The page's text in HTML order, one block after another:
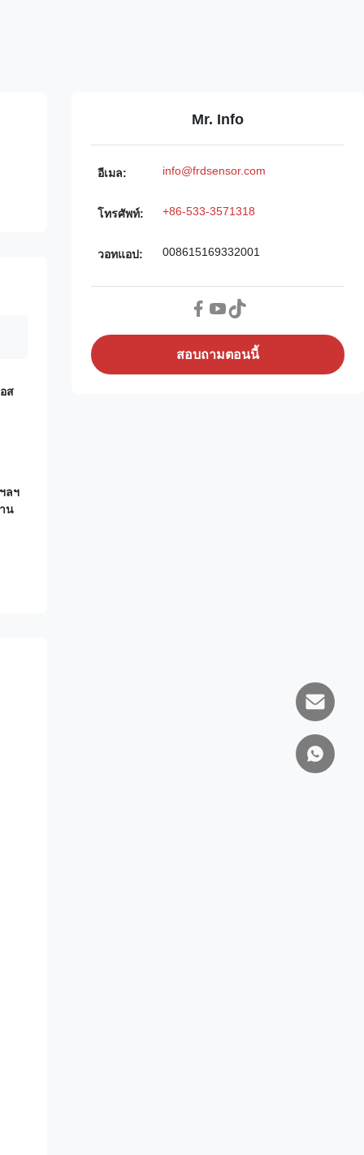
ส
ลฯ
น
Mr. Info
อีเมล: info@frdsensor.com
โทรศัพท์: +86-533-3571318
วอทแอป: 008615169332001
สอบถามตอนนี้